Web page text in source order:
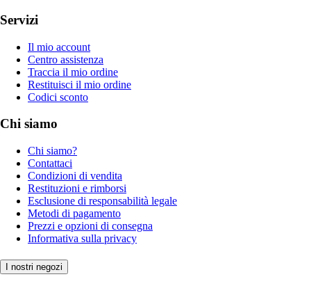
Servizi
Il mio account
Centro assistenza
Traccia il mio ordine
Restituisci il mio ordine
Codici sconto
Chi siamo
Chi siamo?
Contattaci
Condizioni di vendita
Restituzioni e rimborsi
Esclusione di responsabilità legale
Metodi di pagamento
Prezzi e opzioni di consegna
Informativa sulla privacy
I nostri negozi